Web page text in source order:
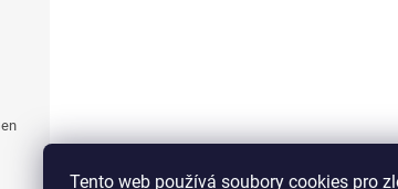
Tento web používá soubory cookies pro